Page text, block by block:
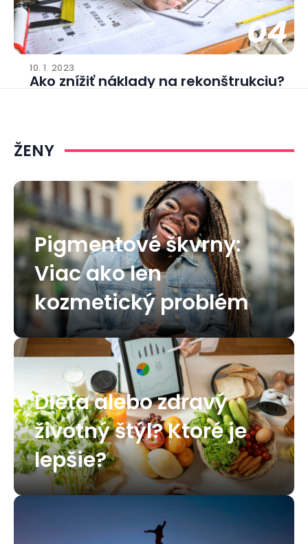
04
10. 1. 2023
Ako znížiť náklady na rekonštrukciu?
ŽENY
Pigmentové škvrny:
Viac ako len
kozmetický problém
Diéta alebo zdravý
životný štýl? Ktoré je
lepšie?